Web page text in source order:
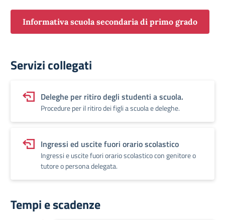
Informativa scuola secondaria di primo grado
Servizi collegati
Deleghe per ritiro degli studenti a scuola.
Procedure per il ritiro dei figli a scuola e deleghe.
Ingressi ed uscite fuori orario scolastico
Ingressi e uscite fuori orario scolastico con genitore o
tutore o persona delegata.
Tempi e scadenze